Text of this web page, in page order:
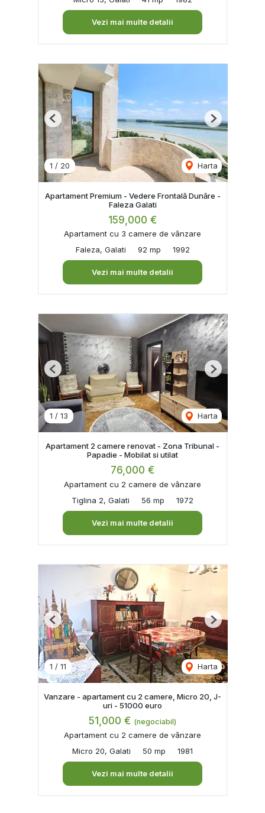
Vezi mai multe detalii
1 / 20 Harta
Previous Next
Apartament Premium - Vedere Frontală Dunăre -
Faleza Galati
159,000 €
Apartament cu 3 camere de vânzare
Faleza, Galati
92 mp 1992
Vezi mai multe detalii
1 / 13 Harta
Previous Next
Apartament 2 camere renovat - Zona Tribunal -
Papadie - Mobilat si utilat
76,000 €
Apartament cu 2 camere de vânzare
Tiglina 2, Galati
56 mp 1972
Vezi mai multe detalii
1 / 11 Harta
Previous Next
Vanzare - apartament cu 2 camere, Micro 20, J-
uri - 51000 euro
51,000 € (negociabil)
Apartament cu 2 camere de vânzare
Micro 20, Galati
50 mp 1981
Vezi mai multe detalii